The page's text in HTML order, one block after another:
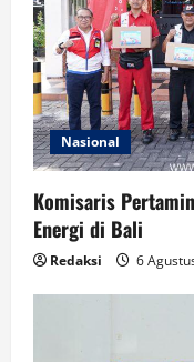
Nasional
Komisaris
Energi di Bali
Redaksi 6